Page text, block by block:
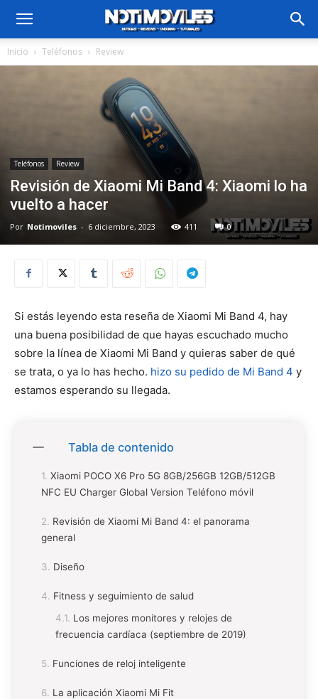
Inicio Teléfonos Review
Teléfonos Review
Revisión de Xiaomi Mi Band 4: Xiaomi lo ha
vuelto a hacer
Por Notimoviles - 6 diciembre, 2023 411 0
Si estás leyendo esta reseña de Xiaomi Mi Band 4, hay
una buena posibilidad de que hayas escuchado mucho
sobre la línea de Xiaomi Mi Band y quieras saber de qué
se trata, o ya lo has hecho. hizo su pedido de Mi Band 4 y
estamos esperando su llegada.
Tabla de contenido
Xiaomi POCO X6 Pro 5G 8GB/256GB 12GB/512GB
NFC EU Charger Global Version Teléfono móvil
Revisión de Xiaomi Mi Band 4: el panorama
general
Diseño
Fitness y seguimiento de salud
Los mejores monitores y relojes de
frecuencia cardíaca (septiembre de 2019)
Funciones de reloj inteligente
La aplicación Xiaomi Mi Fit